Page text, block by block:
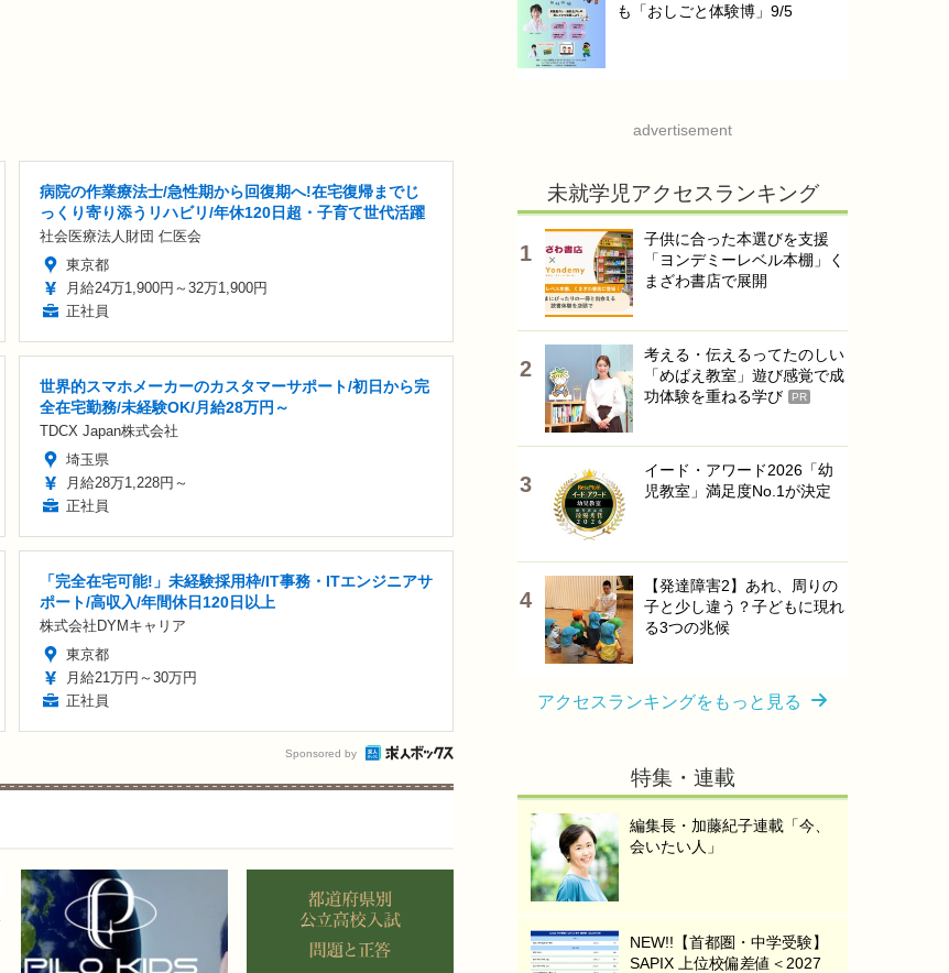
病院の作業療法士/急性期から回復期へ!在宅復帰までじ
っくり寄り添うリハビリ/年休120日超・子育て世代活躍
社会医療法人財団 仁医会
東京都
月給24万1,900円～32万1,900円
正社員
世界的スマホメーカーのカスタマーサポート/初日から完
全在宅勤務/未経験OK/月給28万円～
TDCX Japan株式会社
埼玉県
月給28万1,228円～
正社員
「完全在宅可能!」未経験採用枠/IT事務・ITエンジニアサ
ポート/高収入/年間休日120日以上
株式会社DYMキャリア
東京都
月給21万円～30万円
正社員
Sponsored by
も「おしごと体験博」9/5
advertisement
未就学児アクセスランキング
子供に合った本選びを支援
「ヨンデミーレベル本棚」く
まざわ書店で展開
考える・伝えるってたのしい
「めばえ教室」遊び感覚で成
功体験を重ねる学び
PR
イード・アワード2026「幼
児教室」満足度No.1が決定
【発達障害2】あれ、周りの
子と少し違う？子どもに現れ
る3つの兆候
アクセスランキングをもっと見る
特集・連載
編集長・加藤紀子連載「今、
会いたい人」
NEW!!【首都圏・中学受験】
SAPIX 上位校偏差値＜2027